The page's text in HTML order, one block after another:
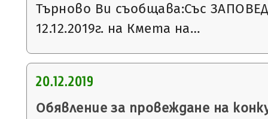
Търново Ви съобщава:Със
12.12.2019г. на Кмета на…
20.12.2019
Обявление за провеждане на